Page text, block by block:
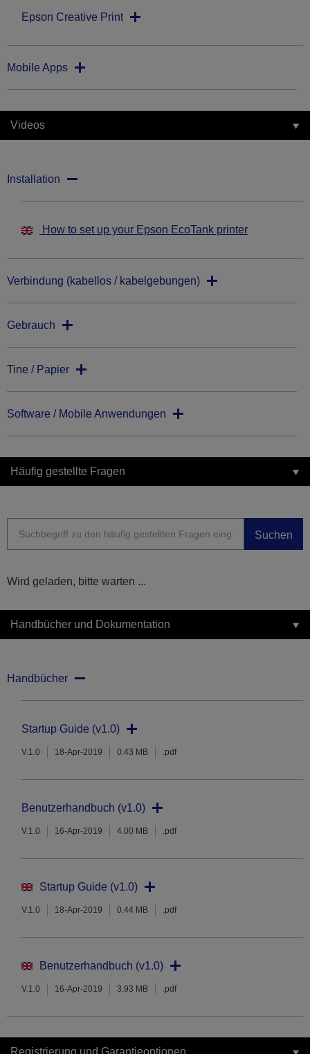
Epson Creative Print
Mobile Apps
Videos
Installation
How to set up your Epson EcoTank printer
Verbindung (kabellos / kabelgebungen)
Gebrauch
Tine / Papier
Software / Mobile Anwendungen
Häufig gestellte Fragen
Suchen
Wird geladen, bitte warten ...
Handbücher und Dokumentation
Handbücher
Startup Guide (v1.0)
V.1.0 18-Apr-2019 0.43 MB .pdf
Benutzerhandbuch (v1.0)
V.1.0 16-Apr-2019 4.00 MB .pdf
Startup Guide (v1.0)
V.1.0 18-Apr-2019 0.44 MB .pdf
Benutzerhandbuch (v1.0)
V.1.0 16-Apr-2019 3.93 MB .pdf